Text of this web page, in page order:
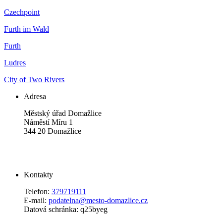
Czechpoint
Furth im Wald
Furth
Ludres
City of Two Rivers
Adresa
Městský úřad Domažlice
Náměstí Míru 1
344 20 Domažlice
Kontakty
Telefon: 379719111
E-mail: podatelna@mesto-domazlice.cz
Datová schránka: q25byeg